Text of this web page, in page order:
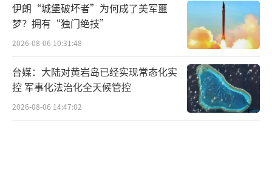
伊朗“城堡破坏者”为何成了美军噩
梦？拥有“独门绝技”
2026-08-06 10:31:48
台媒：大陆对黄岩岛已经实现常态化实
控 军事化法治化全天候管控
2026-08-06 14:47:02